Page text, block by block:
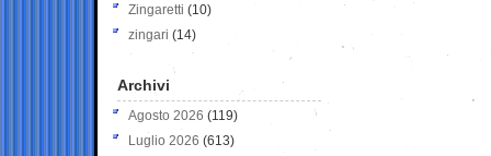
Zingaretti (10)
zingari (14)
Archivi
Agosto 2026 (119)
Luglio 2026 (613)